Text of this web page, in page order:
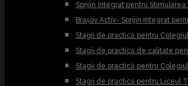
Sprijin Integrat pentru Stimularea
Brașov Activ- Sprijin Integrat
Stagii de practică pentru
Stagii de practică de calitate
Stagii de practică pentru
Stagii de practică pentru Liceul